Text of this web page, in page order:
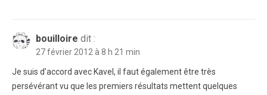
bouilloire dit :
27 février 2012 à 8 h 21 min
Je suis d’accord avec Kavel, il faut également être très
persévérant vu que les premiers résultats mettent quelques